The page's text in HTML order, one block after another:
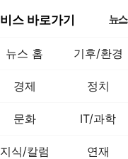
스 바로가기 뉴스
뉴스 홈 기후/환경
경제 정치
문화 IT/과학
지식/칼럼 연재